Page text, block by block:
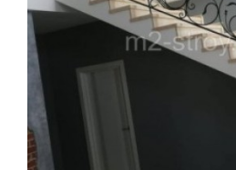
Увеличить